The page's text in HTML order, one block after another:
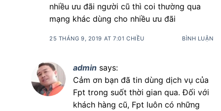
nhiều ưu đãi người cũ thì coi thường qua
mạng khác dùng cho nhiều ưu đãi
25 THÁNG 9, 2019 AT 7:01 CHIỀU BÌNH LUẬN
admin says:
Cảm ơn bạn đã tin dùng dịch vụ của
Fpt trong suốt thời gian qua. Đối với
khách hàng cũ, Fpt luôn có những